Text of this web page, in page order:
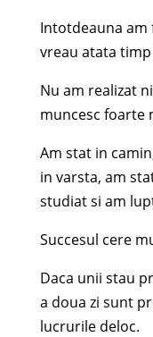
Intotdeauna am
vreau atata
Nu am realizat
muncesc foarte
Am stat in
in varsta, am
studiat si am
Succesul cere
Daca unii stau
a doua zi sunt
lucrurile deloc.